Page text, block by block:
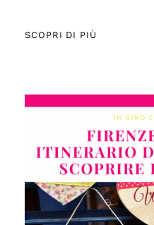
SCOPRI DI PIÙ